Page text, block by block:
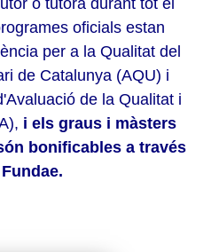
o tutora durant tot el
oficials estan
per a la Qualitat del
de Catalunya (AQU) i
de la Qualitat i
i els graus i màsters
bonificables a través